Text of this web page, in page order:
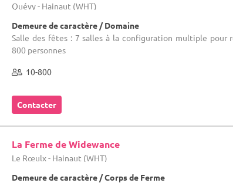
Quévy - Hainaut (WHT)
Demeure de caractère / Domaine
Salle des fêtes : 7 salles à la configuration multiple pour
800 personnes
10-800
Contacter
La Ferme de Widewance
Le Rœulx - Hainaut (WHT)
Demeure de caractère / Corps de Ferme